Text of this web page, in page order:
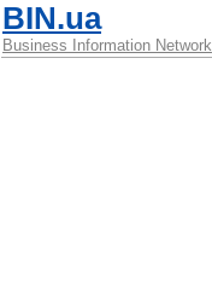
BIN.ua
Business Information Network